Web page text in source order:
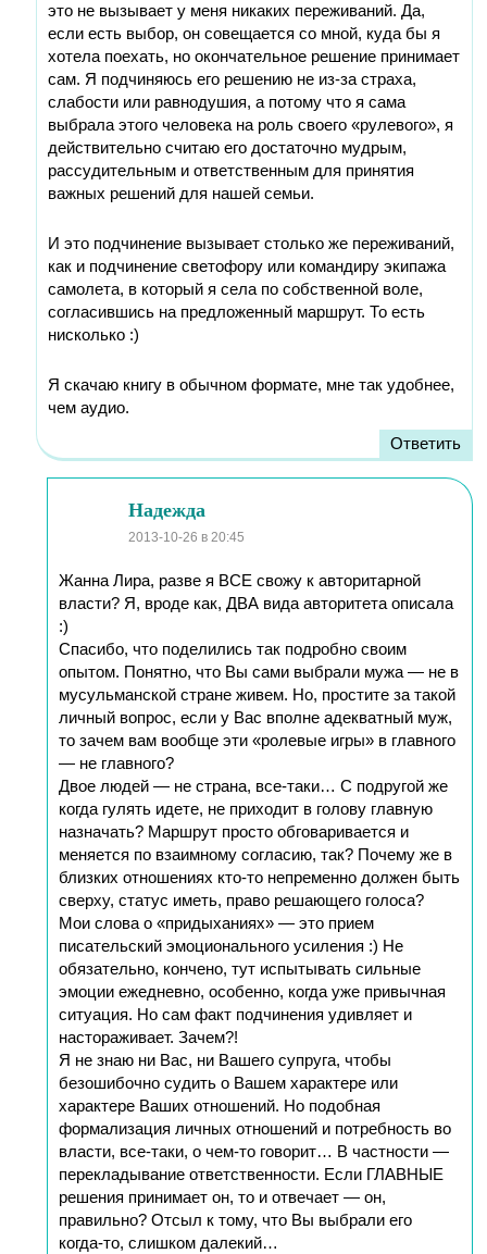
это не вызывает у меня никаких переживаний. Да,
если есть выбор, он совещается со мной, куда бы я
хотела поехать, но окончательное решение принимает
сам. Я подчиняюсь его решению не из-за страха,
слабости или равнодушия, а потому что я сама
выбрала этого человека на роль своего «рулевого», я
действительно считаю его достаточно мудрым,
рассудительным и ответственным для принятия
важных решений для нашей семьи.
И это подчинение вызывает столько же переживаний,
как и подчинение светофору или командиру экипажа
самолета, в который я села по собственной воле,
согласившись на предложенный маршрут. То есть
нисколько :)
Я скачаю книгу в обычном формате, мне так удобнее,
чем аудио.
Ответить
Надежда
2013-10-26 в 20:45
Жанна Лира, разве я ВСЕ свожу к авторитарной
власти? Я, вроде как, ДВА вида авторитета описала
:)
Спасибо, что поделились так подробно своим
опытом. Понятно, что Вы сами выбрали мужа — не в
мусульманской стране живем. Но, простите за такой
личный вопрос, если у Вас вполне адекватный муж,
то зачем вам вообще эти «ролевые игры» в главного
— не главного?
Двое людей — не страна, все-таки… С подругой же
когда гулять идете, не приходит в голову главную
назначать? Маршрут просто обговаривается и
меняется по взаимному согласию, так? Почему же в
близких отношениях кто-то непременно должен быть
сверху, статус иметь, право решающего голоса?
Мои слова о «придыханиях» — это прием
писательский эмоционального усиления :) Не
обязательно, кончено, тут испытывать сильные
эмоции ежедневно, особенно, когда уже привычная
ситуация. Но сам факт подчинения удивляет и
настораживает. Зачем?!
Я не знаю ни Вас, ни Вашего супруга, чтобы
безошибочно судить о Вашем характере или
характере Ваших отношений. Но подобная
формализация личных отношений и потребность во
власти, все-таки, о чем-то говорит… В частности —
перекладывание ответственности. Если ГЛАВНЫЕ
решения принимает он, то и отвечает — он,
правильно? Отсыл к тому, что Вы выбрали его
когда-то, слишком далекий…